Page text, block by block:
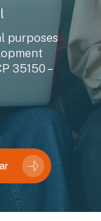
purposes
35150 –